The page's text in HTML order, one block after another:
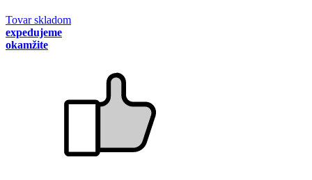
Tovar skladom
expedujeme
okamžite